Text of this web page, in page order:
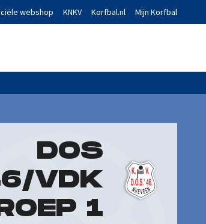
webshop KNKV Korfbal.nl Mijn Korfbal
DOS
VDK
1